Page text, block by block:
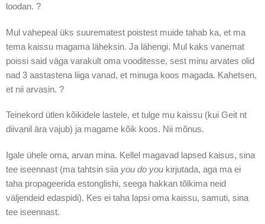
loodan. ?
Mul vahepeal üks suurematest poistest muide tahab ka, et ma
tema kaissu magama läheksin. Ja lähengi. Mul kaks vanemat
poissi said väga varakult oma vooditesse, sest minu arvates olid
nad 3 aastastena liiga vanad, et minuga koos magada. Kahetsen,
et nii arvasin. ?
Teinekord ütlen kõikidele lastele, et tulge mu kaissu (kui Geit nt
diivanil ära vajub) ja magame kõik koos. Nii mõnus.
Igale ühele oma, arvan mina. Kellel magavad lapsed kaisus, sina
tee iseennast (ma tahtsin siia you do you kirjutada, aga ma ei
taha propageerida estonglishi, seega hakkan tõlkima neid
väljendeid edaspidi). Kes ei taha lapsi oma kaissu, samuti, sina
tee iseennast.